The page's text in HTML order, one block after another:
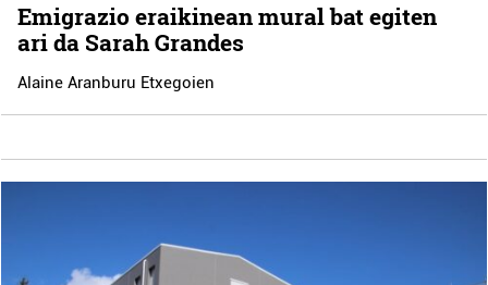
Emigrazio eraikinean mural bat egiten
ari da Sarah Grandes
Alaine Aranburu Etxegoien